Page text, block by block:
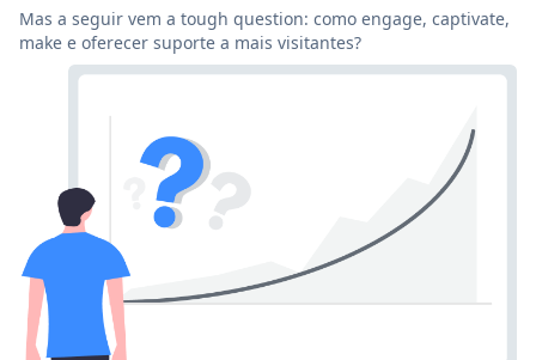
Mas a seguir vem a tough question: como engage, captivate,
make e oferecer suporte a mais visitantes?